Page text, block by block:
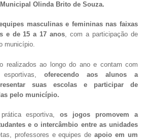
Olinda Brito de Souza.
masculinas e femininas nas faixas
e de 15 a 17 anos, com a participação de
município.
realizados ao longo do ano e contam com
oferecendo aos alunos a
suas escolas e participar de
pelo município.
esportiva,os jogos promovem a
e o intercâmbio entre as unidades
professores e equipes deapoio em um